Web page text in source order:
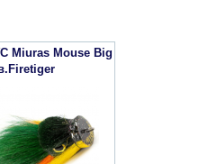
Miuras Mouse Big